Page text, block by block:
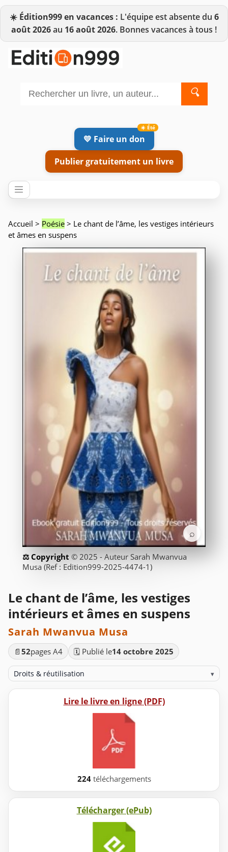
☀️ Édition999 en vacances : L'équipe est absente du 6
août 2026au 16 août 2026. Bonnes vacances à tous !
🔍
💛 Faire un don
Publier gratuitement un livre
Accueil > Poésie > Le chant de l’âme, les vestiges intérieurs
et âmes en suspens
⌕
© 2025 - Auteur Sarah Mwanvua
Musa (Ref : Edition999-2025-4474-1)
Le chant de l’âme, les vestiges
intérieurs et âmes en suspens
Sarah Mwanvua Musa
📄 52pages A4 🗓️ Publié le14 octobre 2025
Droits & réutilisation ▾
Lire le livre en ligne (PDF)
224téléchargements
Télécharger (ePub)